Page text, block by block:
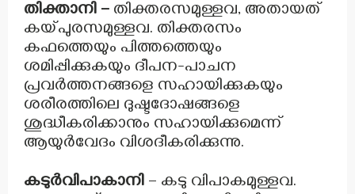
തിക്താനി – തിക്തരസമുള്ളവ, അതായത്
കയ്പുരസമുള്ളവ. തിക്തരസം
കഫത്തെയും പിത്തത്തെയും
ശമിപ്പിക്കുകയും ദീപന-പാചന
പ്രവർത്തനങ്ങളെ സഹായിക്കുകയും
ശരീരത്തിലെ ദുഷ്ടദോഷങ്ങളെ
ശുദ്ധീകരിക്കാനും സഹായിക്കുമെന്ന്
ആയുർവേദം വിശദീകരിക്കുന്നു.
കടുർവിപാകാനി – കടു വിപാകമുള്ളവ.